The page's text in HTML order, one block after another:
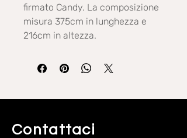
firmato Candy. La composizione
misura 375cm in lunghezza e
216cm in altezza.
Contattaci